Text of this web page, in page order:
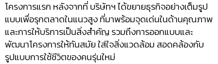
โครงการแรก หลังจากที่ บริษัทฯ ได้ขยายธุรกิจอย่างเต็มรูป
แบบเพื่อรุกตลาดในแนวสูง ที่มาพร้อมจุดเด่นในด้านคุณภาพ
และการให้บริการเป็นสิ่งสำคัญ รวมถึงการออกแบบและ
พัฒนาโครงการให้ทันสมัย ใส่ใจสิ่งแวดล้อม สอดคล้องกับ
รูปแบบการใช้ชีวิตของคนรุ่นใหม่